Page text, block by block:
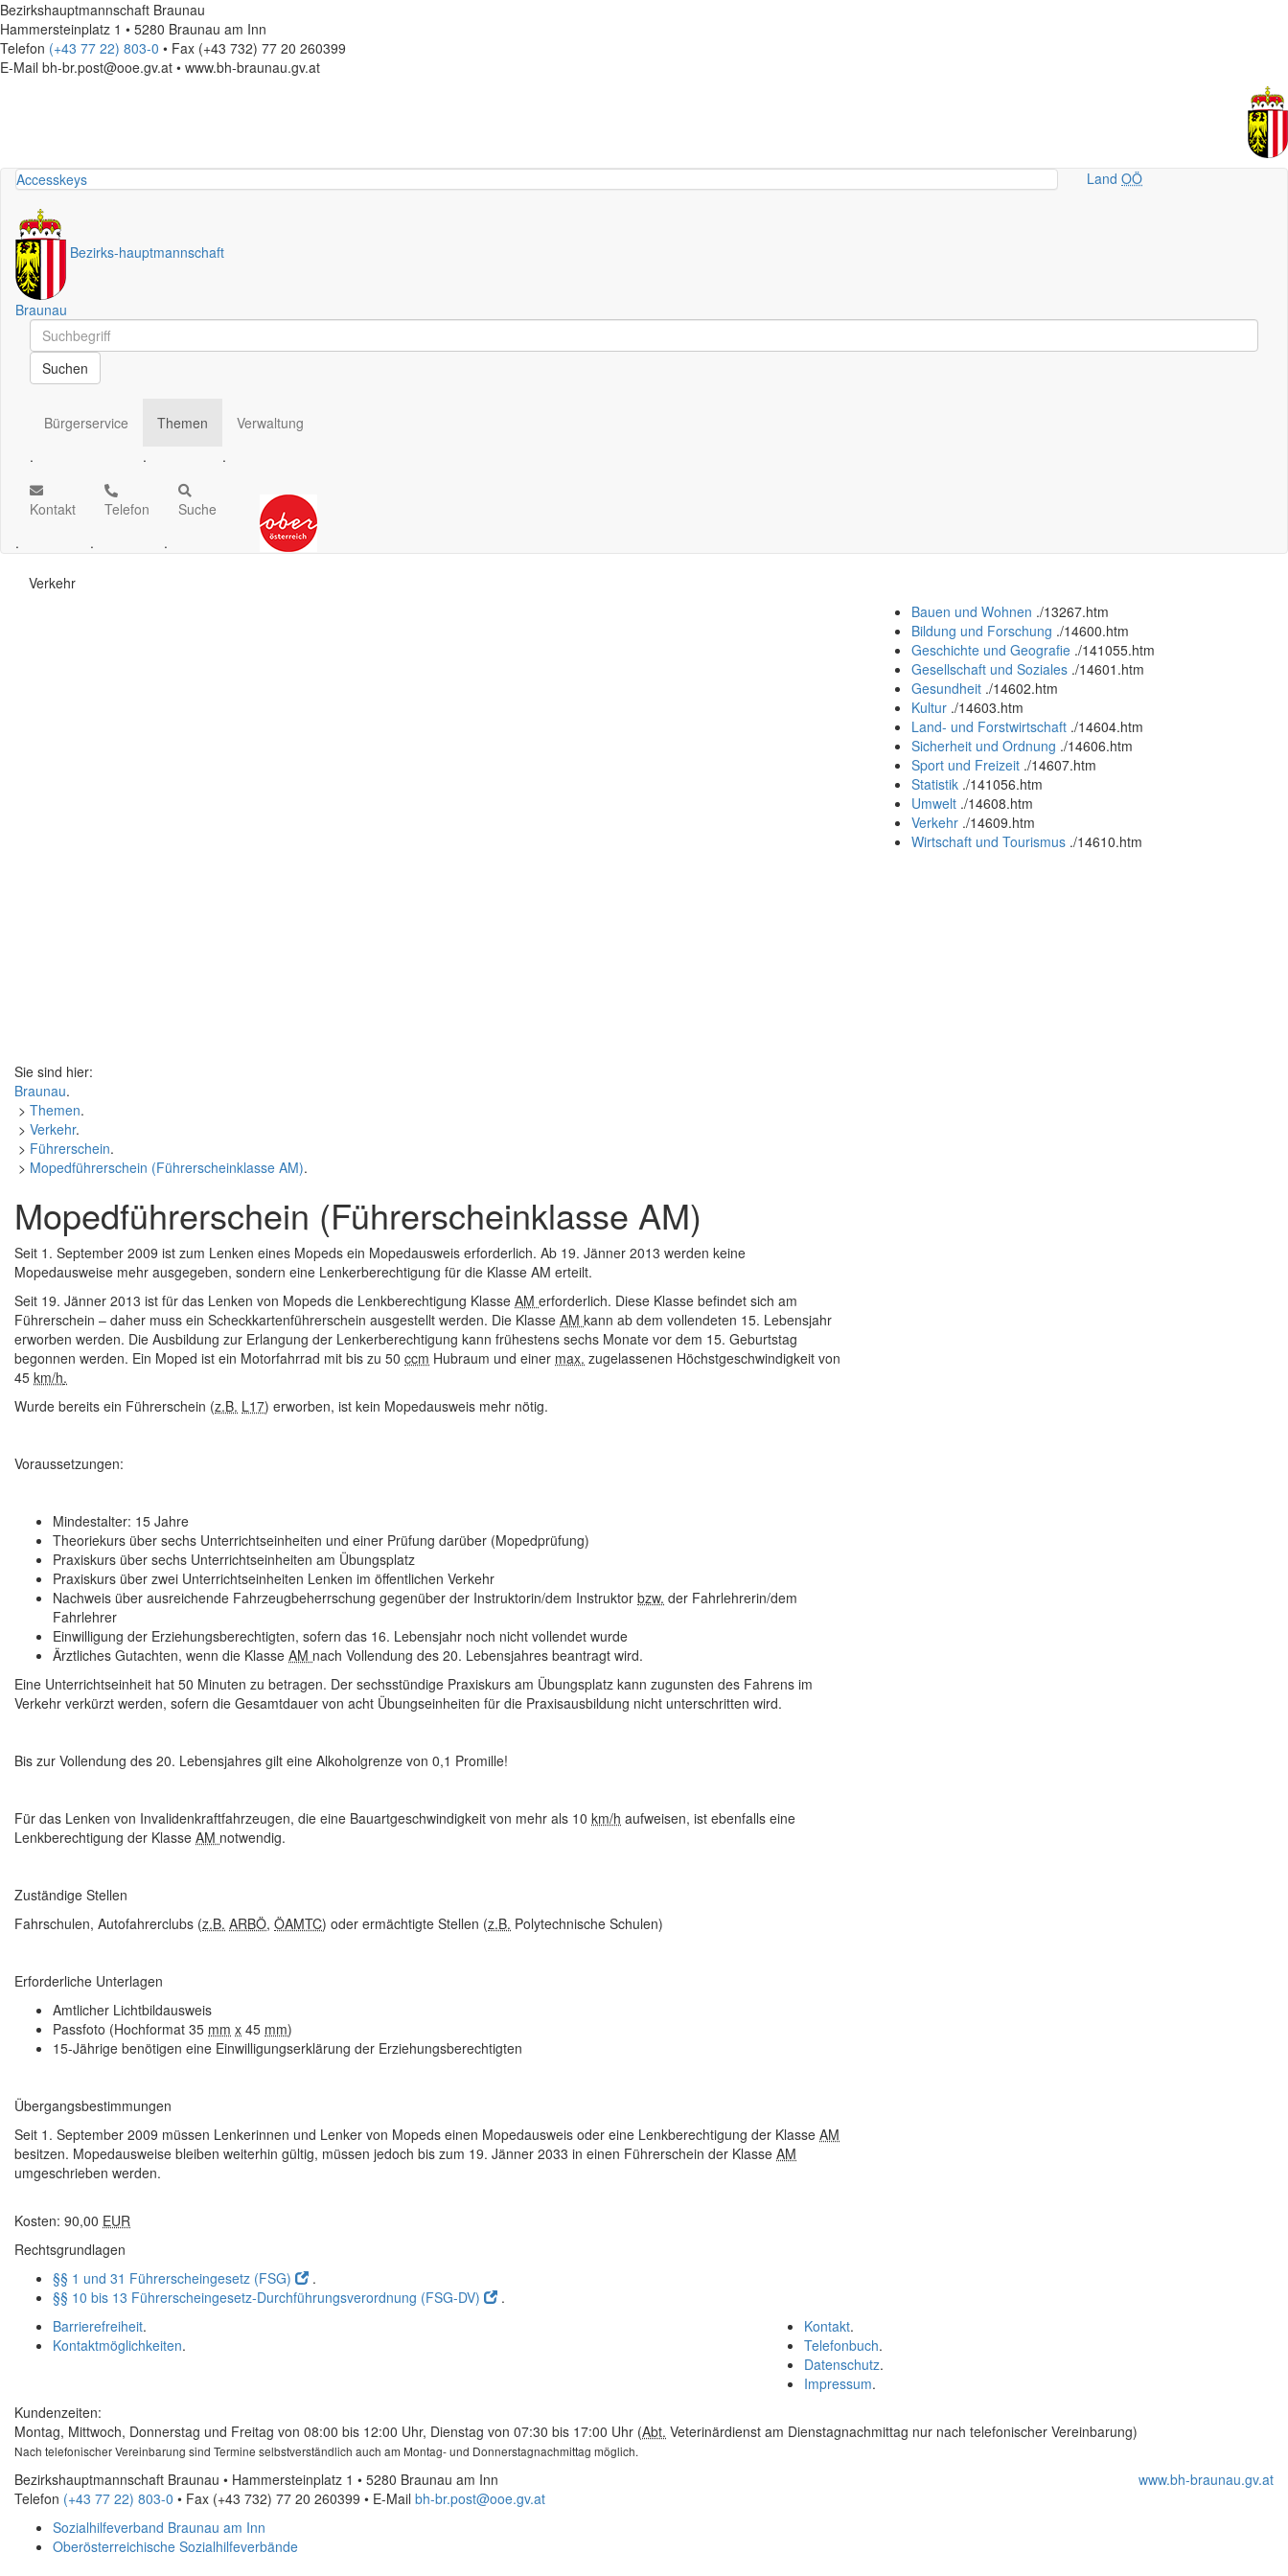
Bezirkshauptmannschaft Braunau
Hammersteinplatz 1 • 5280 Braunau am Inn
Telefon (+43 77 22) 803-0 • Fax (+43 732) 77 20 260399
E-Mail bh-br.post@ooe.gv.at • www.bh-braunau.gv.at
Accesskeys LandOÖ
Bezirks-hauptmannschaft
Braunau
Schnellsuche
Schnellsuche
Suchen
Bürgerservice
.
Themen
.
Verwaltung
.
Kontakt
.
Telefon
.
Suche
.
Verkehr
Bauen und Wohnen ./13267.htm
Bildung und Forschung ./14600.htm
Geschichte und Geografie ./141055.htm
Gesellschaft und Soziales ./14601.htm
Gesundheit ./14602.htm
Kultur ./14603.htm
Land- und Forstwirtschaft ./14604.htm
Sicherheit und Ordnung ./14606.htm
Sport und Freizeit ./14607.htm
Statistik ./141056.htm
Umwelt ./14608.htm
Verkehr ./14609.htm
Wirtschaft und Tourismus ./14610.htm
Sie sind hier:
Braunau.
> Themen.
> Verkehr.
> Führerschein.
> Mopedführerschein (Führerscheinklasse AM).
Mopedführerschein (Führerscheinklasse AM)
Seit 1. September 2009 ist zum Lenken eines Mopeds ein Mopedausweis erforderlich. Ab 19. Jänner 2013 werden keine
Mopedausweise mehr ausgegeben, sondern eine Lenkerberechtigung für die Klasse AM erteilt.
Seit 19. Jänner 2013 ist für das Lenken von Mopeds die Lenkberechtigung Klasse AM erforderlich. Diese Klasse befindet sich am
Führerschein – daher muss ein Scheckkartenführerschein ausgestellt werden. Die Klasse AM kann ab dem vollendeten 15. Lebensjahr
erworben werden. Die Ausbildung zur Erlangung der Lenkerberechtigung kann frühestens sechs Monate vor dem 15. Geburtstag
begonnen werden. Ein Moped ist ein Motorfahrrad mit bis zu 50 ccm Hubraum und einer max. zugelassenen Höchstgeschwindigkeit von
45 km/h.
Wurde bereits ein Führerschein (z.B. L17) erworben, ist kein Mopedausweis mehr nötig.
Voraussetzungen:
Mindestalter: 15 Jahre
Theoriekurs über sechs Unterrichtseinheiten und einer Prüfung darüber (Mopedprüfung)
Praxiskurs über sechs Unterrichtseinheiten am Übungsplatz
Praxiskurs über zwei Unterrichtseinheiten Lenken im öffentlichen Verkehr
Nachweis über ausreichende Fahrzeugbeherrschung gegenüber der Instruktorin/dem Instruktor bzw. der Fahrlehrerin/dem
Fahrlehrer
Einwilligung der Erziehungsberechtigten, sofern das 16. Lebensjahr noch nicht vollendet wurde
Ärztliches Gutachten, wenn die Klasse AM nach Vollendung des 20. Lebensjahres beantragt wird.
Eine Unterrichtseinheit hat 50 Minuten zu betragen. Der sechsstündige Praxiskurs am Übungsplatz kann zugunsten des Fahrens im
Verkehr verkürzt werden, sofern die Gesamtdauer von acht Übungseinheiten für die Praxisausbildung nicht unterschritten wird.
Bis zur Vollendung des 20. Lebensjahres gilt eine Alkoholgrenze von 0,1 Promille!
Für das Lenken von Invalidenkraftfahrzeugen, die eine Bauartgeschwindigkeit von mehr als 10 km/h aufweisen, ist ebenfalls eine
Lenkberechtigung der Klasse AM notwendig.
Zuständige Stellen
Fahrschulen, Autofahrerclubs (z.B. ARBÖ, ÖAMTC) oder ermächtigte Stellen (z.B. Polytechnische Schulen)
Erforderliche Unterlagen
Amtlicher Lichtbildausweis
Passfoto (Hochformat 35 mm x 45 mm)
15-Jährige benötigen eine Einwilligungserklärung der Erziehungsberechtigten
Übergangsbestimmungen
Seit 1. September 2009 müssen Lenkerinnen und Lenker von Mopeds einen Mopedausweis oder eine Lenkberechtigung der Klasse AM
besitzen. Mopedausweise bleiben weiterhin gültig, müssen jedoch bis zum 19. Jänner 2033 in einen Führerschein der Klasse AM
umgeschrieben werden.
Kosten: 90,00 EUR
Rechtsgrundlagen
§§ 1 und 31 Führerscheingesetz (FSG)
.
§§ 10 bis 13 Führerscheingesetz-Durchführungsverordnung (FSG-DV)
.
Kontakt.
Telefonbuch.
Datenschutz.
Impressum.
Barrierefreiheit.
Kontaktmöglichkeiten.
Kundenzeiten:
Montag, Mittwoch, Donnerstag und Freitag von 08:00 bis 12:00 Uhr, Dienstag von 07:30 bis 17:00 Uhr (Abt. Veterinärdienst am Dienstagnachmittag nur nach telefonischer Vereinbarung)
Nach telefonischer Vereinbarung sind Termine selbstverständlich auch am Montag- und Donnerstagnachmittag möglich.
Bezirkshauptmannschaft Braunau • Hammersteinplatz 1 • 5280 Braunau am Inn
Telefon (+43 77 22) 803-0 • Fax (+43 732) 77 20 260399 • E-Mail bh-br.post@ooe.gv.at
www.bh-braunau.gv.at
Sozialhilfeverband Braunau am Inn
Oberösterreichische Sozialhilfeverbände